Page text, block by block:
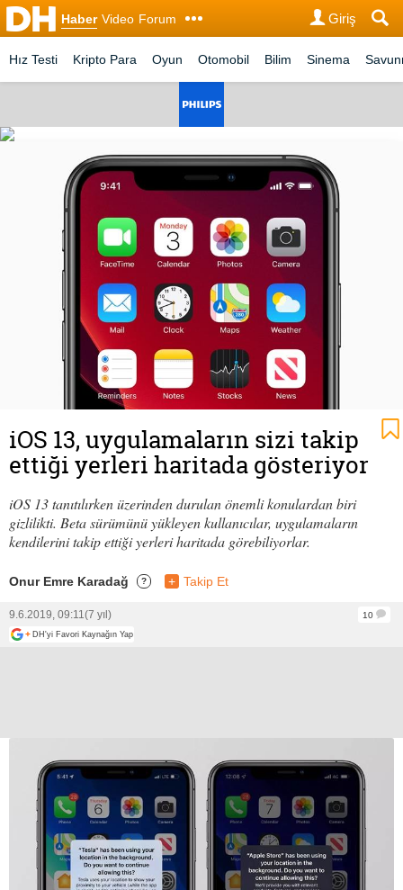
Haber Video Forum Giriş
Hız Testi Kripto Para Oyun Otomobil Bilim Sinema
iOS 13, uygulamaların sizi takip
ettiği yerleri haritada gösteriyor
iOS 13 tanıtılırken üzerinden durulan önemli konulardan biri
gizlilikti. Beta sürümünü yükleyen kullanıcılar, uygulamaların
kendilerini takip ettiği yerleri haritada görebiliyorlar.
Onur Emre Karadağ ? + Takip Et
9.6.2019, 09:11(7 yıl)
10
+ DH'yi Favori Kaynağın Yap